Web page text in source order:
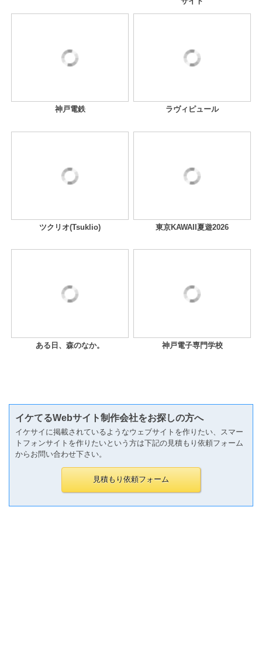
神戸電鉄 ラヴィピュール
ツクリオ(Tsuklio) 東京KAWAII夏遊2026
ある日、森のなか。 神戸電子専門学校
イケてるWebサイト制作会社をお探しの方へ
イケサイに掲載されているようなウェブサイトを作りたい、スマー
トフォンサイトを作りたいという方は下記の見積もり依頼フォーム
からお問い合わせ下さい。